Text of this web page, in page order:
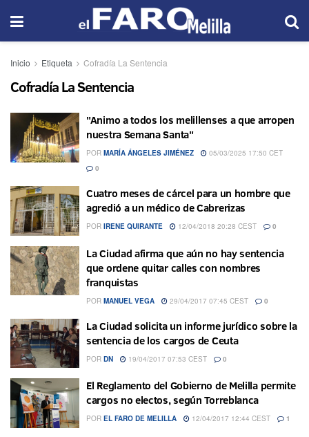
Inicio Etiqueta Cofradía La Sentencia
Cofradía La Sentencia
"Animo a todos los melillenses a que arropen
nuestra Semana Santa"
POR MARÍA ÁNGELES JIMÉNEZ
05/03/2025 17:50 CET
0
Cuatro meses de cárcel para un hombre que
agredió a un médico de Cabrerizas
POR IRENE QUIRANTE 12/04/2018 20:28 CEST 0
La Ciudad afirma que aún no hay sentencia
que ordene quitar calles con nombres
franquistas
POR MANUEL VEGA 29/04/2017 07:45 CEST 0
La Ciudad solicita un informe jurídico sobre la
sentencia de los cargos de Ceuta
POR DN 19/04/2017 07:53 CEST 0
El Reglamento del Gobierno de Melilla permite
cargos no electos, según Torreblanca
POR EL FARO DE MELILLA 12/04/2017 12:44 CEST 1